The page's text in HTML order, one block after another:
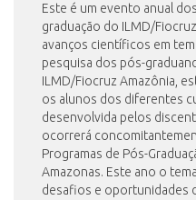
Este é um evento anual
graduação do ILMD/
avanços científicos em
pesquisa dos pós-
ILMD/Fiocruz Amazônia,
os alunos dos diferentes
desenvolvida pelos
ocorrerá
Programas de Pós-
Amazonas. Este ano o
desafios e oportunidades